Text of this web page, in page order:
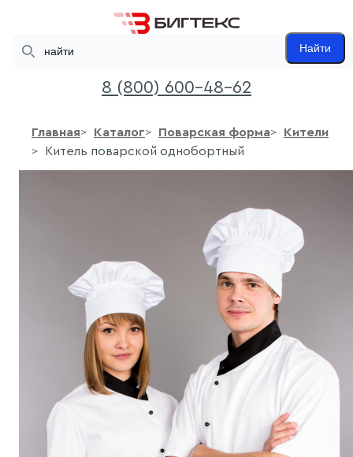
Найти
8 (800) 600-48-62
Главная Каталог Поварская форма
Кители
Китель поварской однобортный